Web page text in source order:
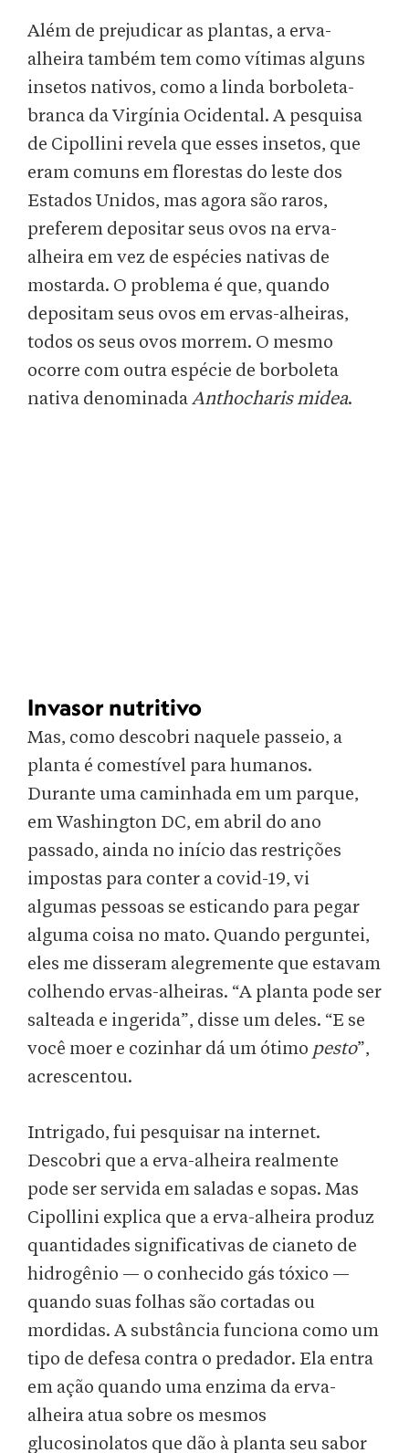
Além de prejudicar as plantas, a erva-
alheira também tem como vítimas alguns
insetos nativos, como a linda borboleta-
branca da Virgínia Ocidental. A pesquisa
de Cipollini revela que esses insetos, que
eram comuns em florestas do leste dos
Estados Unidos, mas agora são raros,
preferem depositar seus ovos na erva-
alheira em vez de espécies nativas de
mostarda. O problema é que, quando
depositam seus ovos em ervas-alheiras,
todos os seus ovos morrem. O mesmo
ocorre com outra espécie de borboleta
nativa denominadaAnthocharis midea.
Invasor nutritivo
Mas, como descobri naquele passeio, a
planta é comestível para humanos.
Durante uma caminhada em um parque,
em Washington DC, em abril do ano
passado, ainda no início das restrições
impostas para conter a covid-19, vi
algumas pessoas se esticando para pegar
alguma coisa no mato. Quando perguntei,
eles me disseram alegremente que estavam
colhendo ervas-alheiras. “A planta pode ser
salteada e ingerida”, disse um deles. “E se
você moer e cozinhar dá um ótimo pesto”,
acrescentou.
Intrigado, fui pesquisar na internet.
Descobri que a erva-alheira realmente
pode ser servida em saladas e sopas. Mas
Cipollini explica que a erva-alheira produz
quantidades significativas de cianeto de
hidrogênio — o conhecido gás tóxico —
quando suas folhas são cortadas ou
mordidas. A substância funciona como um
tipo de defesa contra o predador. Ela entra
em ação quando uma enzima da erva-
alheira atua sobre os mesmos
glucosinolatos que dão à planta seu sabor